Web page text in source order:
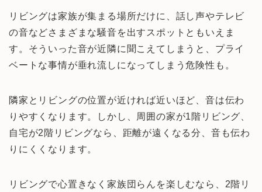
リビングは家族が集まる場所だけに、話し声やテレビ
の音などさまざまな騒音を出すスポットともいえま
す。そういった音が近隣に聞こえてしまうと、プライ
ベートな事情が垂れ流しになってしまう危険性も。
隣家とリビングの位置が近ければ近いほど、音は伝わ
りやすくなります。しかし、周囲の家が1階リビング、
自宅が2階リビングなら、距離が遠くなる分、音も伝わ
りにくくなります。
リビングで心置きなく家族団らんを楽しむなら、2階リ